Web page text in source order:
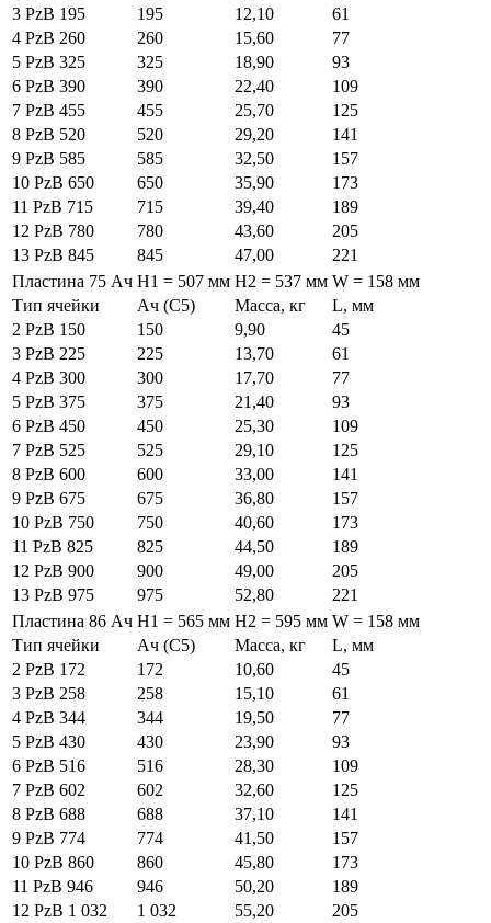
3 PzB 195
195 12,10
61
4 PzB 260
260 15,60
77
5 PzB 325
325 18,90
93
6 PzB 390
390 22,40
109
7 PzB 455
455 25,70
125
8 PzB 520
520 29,20
141
9 PzB 585
585 32,50
157
10 PzB 650
650 35,90
173
11 PzB 715
715 39,40
189
12 PzB 780
780 43,60
205
13 PzB 845
845 47,00
221
Пластина 75 Ач H1 = 507 мм H2 = 537 мм W = 158 мм
Тип ячейки
Ач (C5) Масса, кг
L, мм
2 PzB 150
150 9,90
45
3 PzB 225
225 13,70
61
4 PzB 300
300 17,70
77
5 PzB 375
375 21,40
93
6 PzB 450
450 25,30
109
7 PzB 525
525 29,10
125
8 PzB 600
600 33,00
141
9 PzB 675
675 36,80
157
10 PzB 750
750 40,60
173
11 PzB 825
825 44,50
189
12 PzB 900
900 49,00
205
13 PzB 975
975 52,80
221
Пластина 86 Ач H1 = 565 мм H2 = 595 мм W = 158 мм
Тип ячейки
Ач (C5) Масса, кг
L, мм
2 PzB 172
172 10,60
45
3 PzB 258
258 15,10
61
4 PzB 344
344 19,50
77
5 PzB 430
430 23,90
93
6 PzB 516
516 28,30
109
7 PzB 602
602 32,60
125
8 PzB 688
688 37,10
141
9 PzB 774
774 41,50
157
10 PzB 860
860 45,80
173
11 PzB 946
946 50,20
189
12 PzB 1 032
1 032 55,20
205